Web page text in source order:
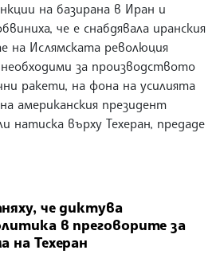
на базирана в Иран и
че е снабдявала иранския
на Ислямската революция
за производството
ракети, на фона на усилията
американския президент
натиска върху Техеран, предаде
че диктува
в преговорите за
на Техеран